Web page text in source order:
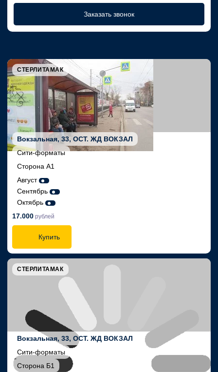
Заказать звонок
СТЕРЛИТАМАК
Вокзальная, 33, ОСТ. ЖД ВОКЗАЛ
Сити-форматы
Сторона А1
Август
Сентябрь
Октябрь
17.000 рублей
Купить
СТЕРЛИТАМАК
Вокзальная, 33, ОСТ. ЖД ВОКЗАЛ
Сити-форматы
Сторона Б1